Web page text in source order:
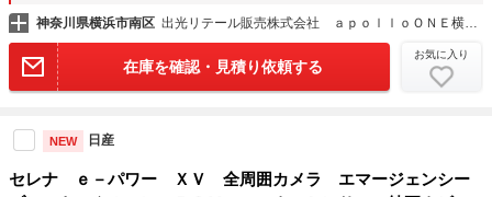
神奈川県横浜市南区 出光リテール販売株式会社 ａｐｏｌｌｏＯＮＥ横浜六ッ川
在庫を確認・見積り依頼する
お気に入り
NEW 日産
セレナ ｅ－パワー ＸＶ 全周囲カメラ エマージェンシー